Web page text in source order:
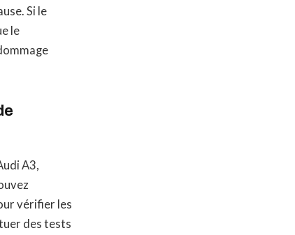
Si le
le
A3,
vérifier les
des tests